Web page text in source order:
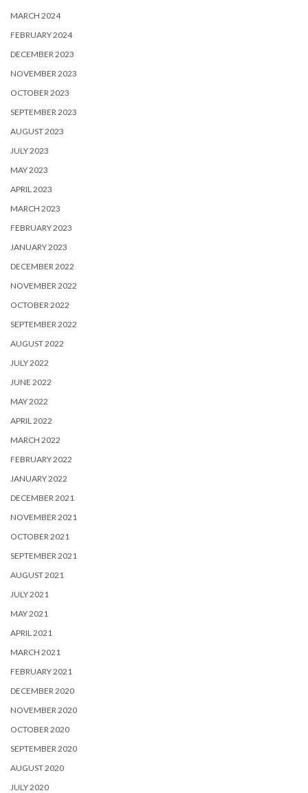
MARCH 2024
FEBRUARY 2024
DECEMBER 2023
NOVEMBER 2023
OCTOBER 2023
SEPTEMBER 2023
AUGUST 2023
JULY 2023
MAY 2023
APRIL 2023
MARCH 2023
FEBRUARY 2023
JANUARY 2023
DECEMBER 2022
NOVEMBER 2022
OCTOBER 2022
SEPTEMBER 2022
AUGUST 2022
JULY 2022
JUNE 2022
MAY 2022
APRIL 2022
MARCH 2022
FEBRUARY 2022
JANUARY 2022
DECEMBER 2021
NOVEMBER 2021
OCTOBER 2021
SEPTEMBER 2021
AUGUST 2021
JULY 2021
MAY 2021
APRIL 2021
MARCH 2021
FEBRUARY 2021
DECEMBER 2020
NOVEMBER 2020
OCTOBER 2020
SEPTEMBER 2020
AUGUST 2020
JULY 2020